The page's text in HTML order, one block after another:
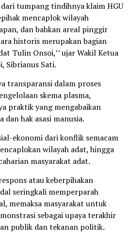
dari tumpang tindihnya klaim HGU
mencaplok wilayah
dan bahkan areal pinggir
historis merupakan bagian
Tulin Onsoi,’’ ujar Wakil Ketua
Sibrianus Sati.
transparansi dalam proses
skema plasma,
praktik yang mengabaikan
hak asasi manusia.
ekonomi dari konflik semacam
wilayah adat, hingga
masyarakat adat.
atau keberpihakan
seringkali memperparah
memaksa masyarakat untuk
sebagai upaya terakhir
publik dan tekanan politik.